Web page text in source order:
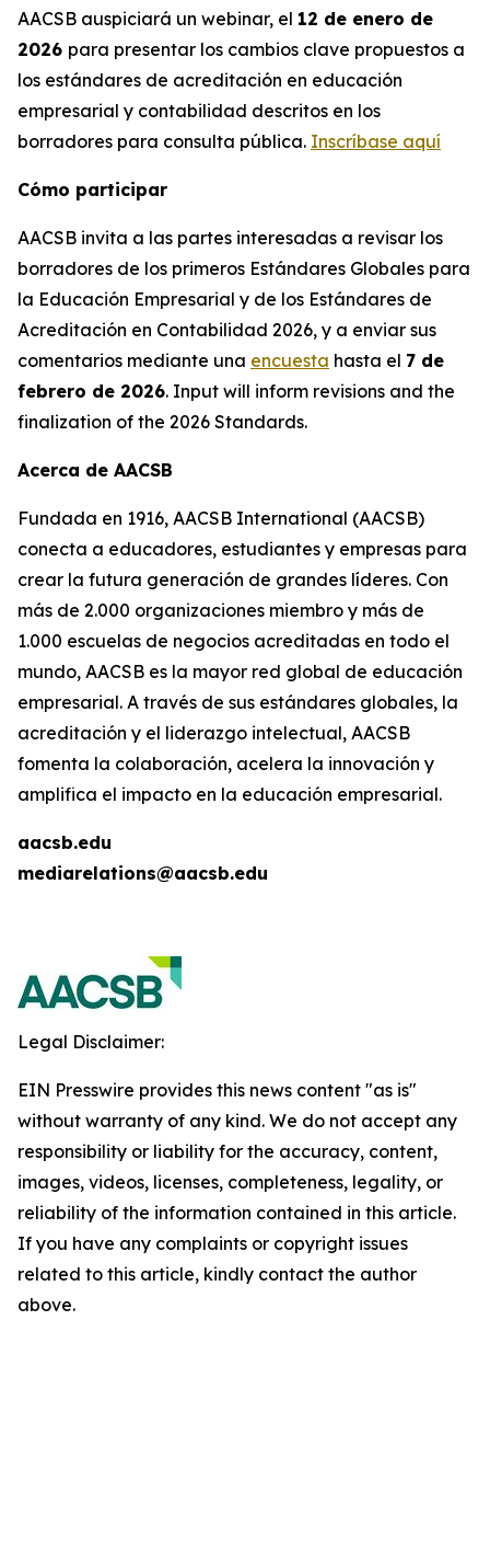
AACSB auspiciará un webinar, el 12 de enero de
2026 para presentar los cambios clave propuestos a
los estándares de acreditación en educación
empresarial y contabilidad descritos en los
borradores para consulta pública. Inscríbase aquí
Cómo participar
AACSB invita a las partes interesadas a revisar los
borradores de los primeros Estándares Globales para
la Educación Empresarial y de los Estándares de
Acreditación en Contabilidad 2026, y a enviar sus
comentarios mediante una encuesta hasta el 7 de
febrero de 2026. Input will inform revisions and the
finalization of the 2026 Standards.
Acerca de AACSB
Fundada en 1916, AACSB International (AACSB)
conecta a educadores, estudiantes y empresas para
crear la futura generación de grandes líderes. Con
más de 2.000 organizaciones miembro y más de
1.000 escuelas de negocios acreditadas en todo el
mundo, AACSB es la mayor red global de educación
empresarial. A través de sus estándares globales, la
acreditación y el liderazgo intelectual, AACSB
fomenta la colaboración, acelera la innovación y
amplifica el impacto en la educación empresarial.
aacsb.edu
mediarelations@aacsb.edu
Legal Disclaimer:
EIN Presswire provides this news content "as is"
without warranty of any kind. We do not accept any
responsibility or liability for the accuracy, content,
images, videos, licenses, completeness, legality, or
reliability of the information contained in this article.
If you have any complaints or copyright issues
related to this article, kindly contact the author
above.